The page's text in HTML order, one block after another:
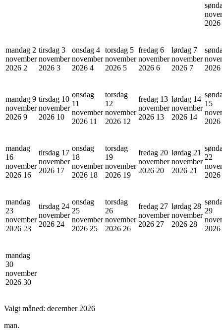
2026
mandag 2
november
2026 2
tirsdag 3
november
2026 3
onsdag 4
november
2026 4
torsdag 5
november
2026 5
fredag 6
november
2026 6
lørdag 7
november
2026 7
2026
mandag 9
november
2026 9
tirsdag 10
november
2026 10
onsdag
11
november
2026 11
torsdag
12
november
2026 12
fredag 13
november
2026 13
lørdag 14
november
2026 14
15
2026
mandag
16
november
2026 16
tirsdag 17
november
2026 17
onsdag
18
november
2026 18
torsdag
19
november
2026 19
fredag 20
november
2026 20
lørdag 21
november
2026 21
22
2026
mandag
23
november
2026 23
tirsdag 24
november
2026 24
onsdag
25
november
2026 25
torsdag
26
november
2026 26
fredag 27
november
2026 27
lørdag 28
november
2026 28
29
2026
mandag
30
november
2026 30
Valgt måned: december 2026
man.